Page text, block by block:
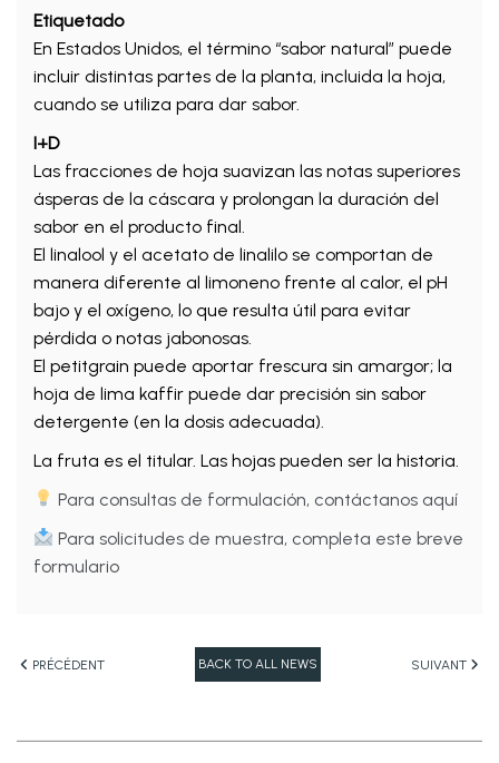
Etiquetado
En Estados Unidos, el término “sabor natural” puede
incluir distintas partes de la planta, incluida la hoja,
cuando se utiliza para dar sabor.
I+D
Las fracciones de hoja suavizan las notas superiores
ásperas de la cáscara y prolongan la duración del
sabor en el producto final.
El linalool y el acetato de linalilo se comportan de
manera diferente al limoneno frente al calor, el pH
bajo y el oxígeno, lo que resulta útil para evitar
pérdida o notas jabonosas.
El petitgrain puede aportar frescura sin amargor; la
hoja de lima kaffir puede dar precisión sin sabor
detergente (en la dosis adecuada).
La fruta es el titular. Las hojas pueden ser la historia.
Para consultas de formulación, contáctanos aquí
Para solicitudes de muestra, completa este breve
formulario
PRÉCÉDENT BACK TO ALL NEWS SUIVANT